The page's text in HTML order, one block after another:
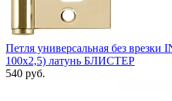
Петля универсальная без
100x2,5) латунь БЛИСТЕР
540 руб.